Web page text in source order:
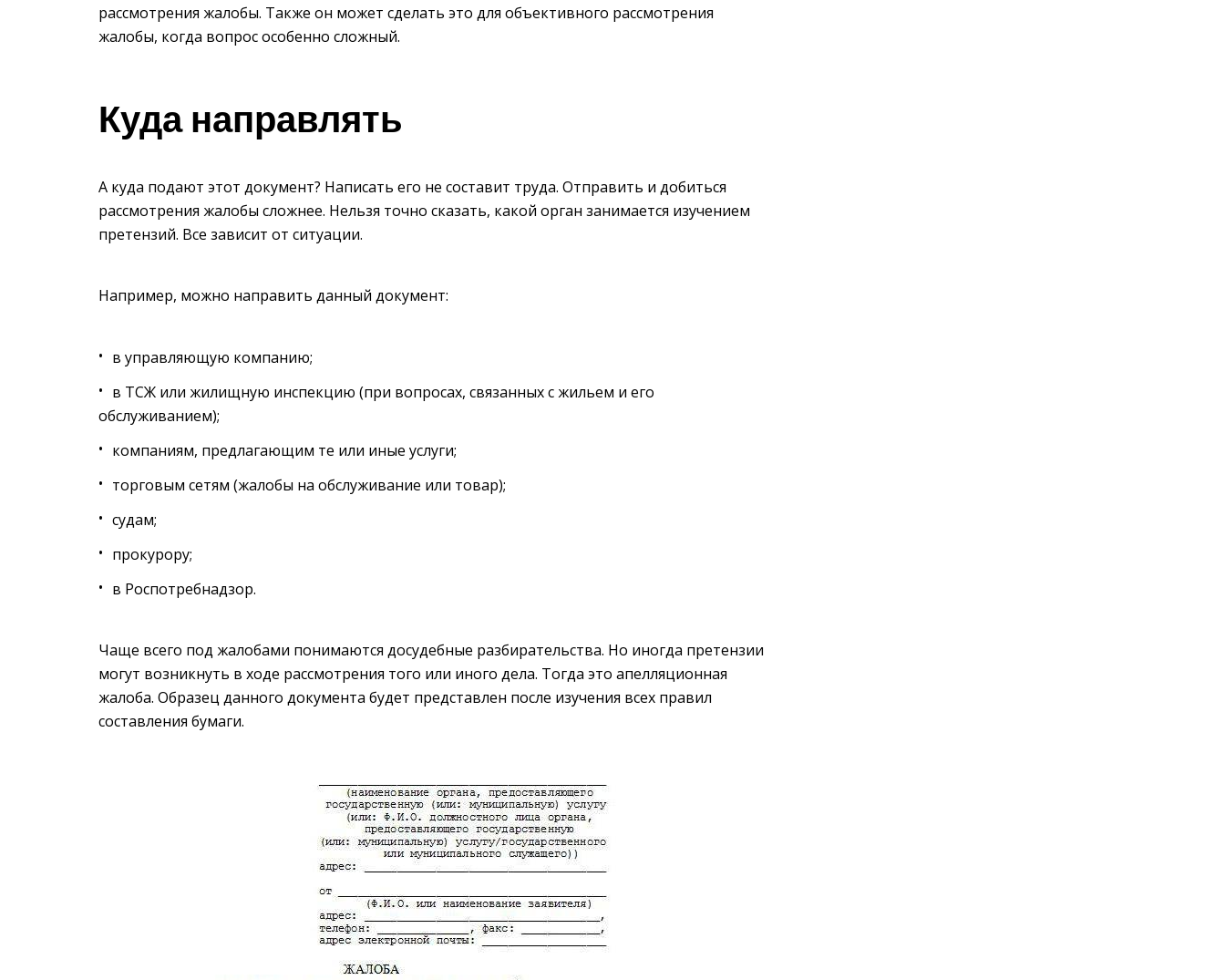
рассмотрения жалобы. Также он может сделать это для объективного рассмотрения
жалобы, когда вопрос особенно сложный.
Куда направлять
А куда подают этот документ? Написать его не составит труда. Отправить и добиться
рассмотрения жалобы сложнее. Нельзя точно сказать, какой орган занимается изучением
претензий. Все зависит от ситуации.
Например, можно направить данный документ:
в управляющую компанию;
в ТСЖ или жилищную инспекцию (при вопросах, связанных с жильем и его
обслуживанием);
компаниям, предлагающим те или иные услуги;
торговым сетям (жалобы на обслуживание или товар);
судам;
прокурору;
в Роспотребнадзор.
Чаще всего под жалобами понимаются досудебные разбирательства. Но иногда претензии
могут возникнуть в ходе рассмотрения того или иного дела. Тогда это апелляционная
жалоба. Образец данного документа будет представлен после изучения всех правил
составления бумаги.